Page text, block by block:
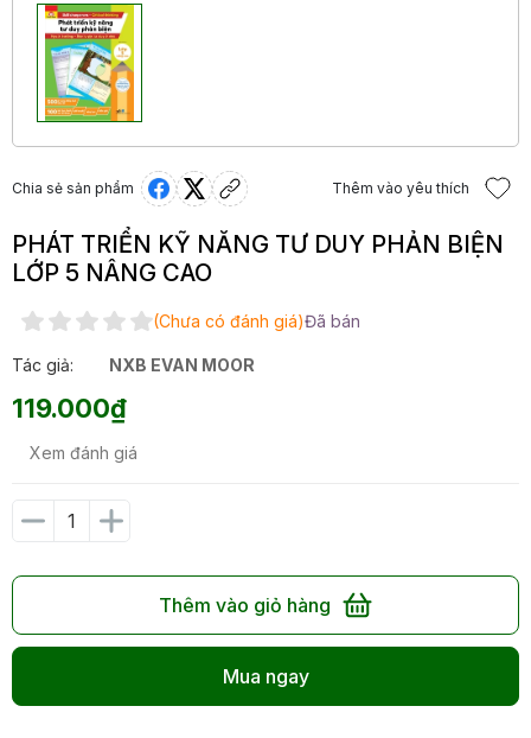
Chia sẻ sản phẩm Thêm vào yêu thích
PHÁT TRIỂN KỸ NĂNG TƯ DUY PHẢN BIỆN
LỚP 5 NÂNG CAO
(Chưa có đánh giá)Đã bán
Tác giả: NXB EVAN MOOR
119.000₫
Xem đánh giá
Thêm vào giỏ hàng
Mua ngay